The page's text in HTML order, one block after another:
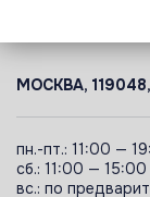
МОСКВА,
пн.-пт.: 11:00 —
сб.: 11:00 — 15:00
вс.: по